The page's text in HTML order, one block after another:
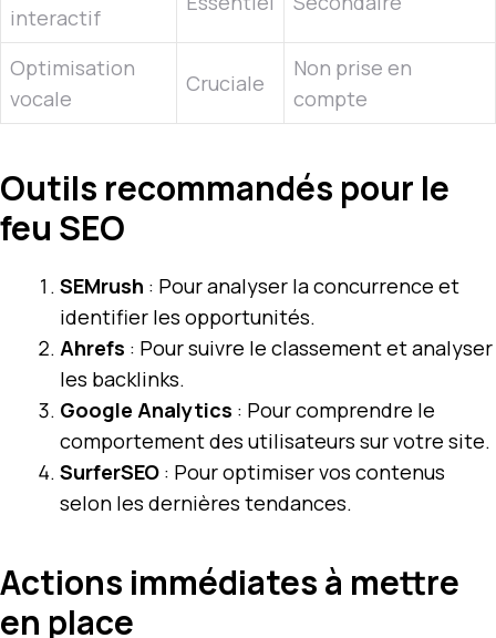
interactif
Optimisation
vocale
Cruciale
Non prise en
compte
Outils recommandés pour le
feu SEO
SEMrush : Pour analyser la concurrence et
identifier les opportunités.
Ahrefs : Pour suivre le classement et analyser
les backlinks.
Google Analytics : Pour comprendre le
comportement des utilisateurs sur votre site.
SurferSEO : Pour optimiser vos contenus
selon les dernières tendances.
Actions immédiates à mettre
en place